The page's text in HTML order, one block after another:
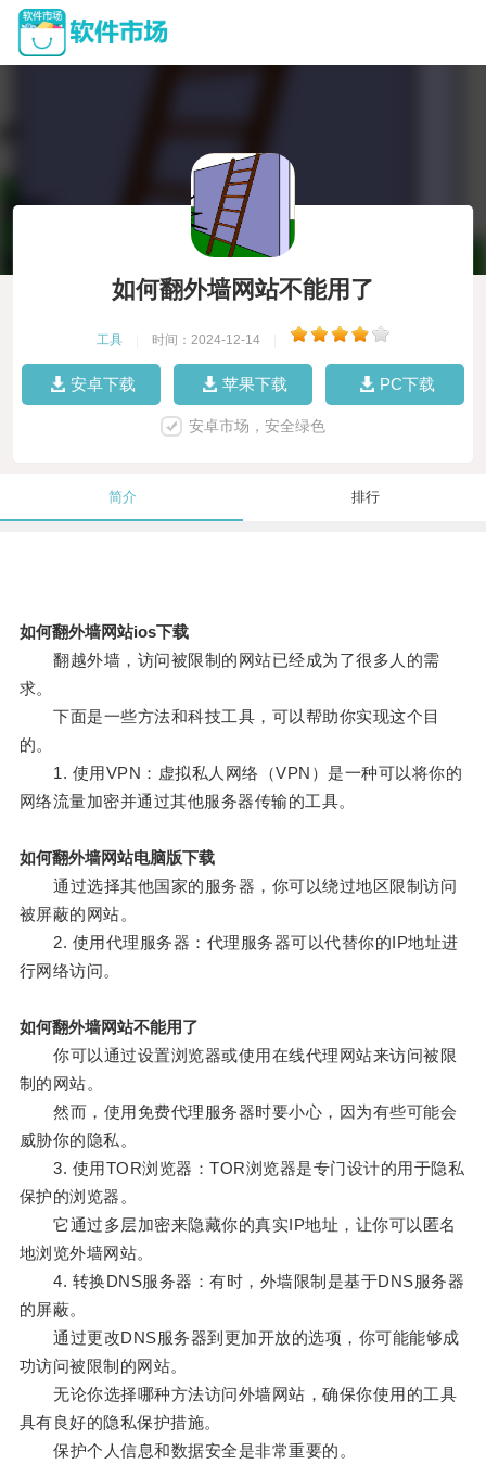
如何翻外墙网站不能用了
工具 时间：2024-12-14
安卓下载 苹果下载 PC下载
安卓市场，安全绿色
简介 排行
如何翻外墙网站ios下载
翻越外墙，访问被限制的网站已经成为了很多人的需
求。
下面是一些方法和科技工具，可以帮助你实现这个目
的。
1. 使用VPN：虚拟私人网络（VPN）是一种可以将你的
网络流量加密并通过其他服务器传输的工具。
如何翻外墙网站电脑版下载
通过选择其他国家的服务器，你可以绕过地区限制访问
被屏蔽的网站。
2. 使用代理服务器：代理服务器可以代替你的IP地址进
行网络访问。
如何翻外墙网站不能用了
你可以通过设置浏览器或使用在线代理网站来访问被限
制的网站。
然而，使用免费代理服务器时要小心，因为有些可能会
威胁你的隐私。
3. 使用TOR浏览器：TOR浏览器是专门设计的用于隐私
保护的浏览器。
它通过多层加密来隐藏你的真实IP地址，让你可以匿名
地浏览外墙网站。
4. 转换DNS服务器：有时，外墙限制是基于DNS服务器
的屏蔽。
通过更改DNS服务器到更加开放的选项，你可能能够成
功访问被限制的网站。
无论你选择哪种方法访问外墙网站，确保你使用的工具
具有良好的隐私保护措施。
保护个人信息和数据安全是非常重要的。